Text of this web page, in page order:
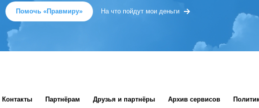
Помочь «Правмиру» На что пойдут мои деньги
Контакты Партнёрам Друзья и партнёры Архив сервисов